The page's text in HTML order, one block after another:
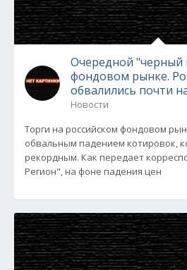
Очередной "черный
фондовом рынке.
обвалились почти
Новости
Торги на российском фондовом
обвальным падением котировок,
рекордным. Как передает
Регион", на фоне падения цен